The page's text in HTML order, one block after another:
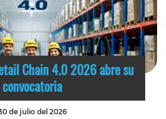
Chain 4.0 2026 abre su
convocatoria
de julio del 2026